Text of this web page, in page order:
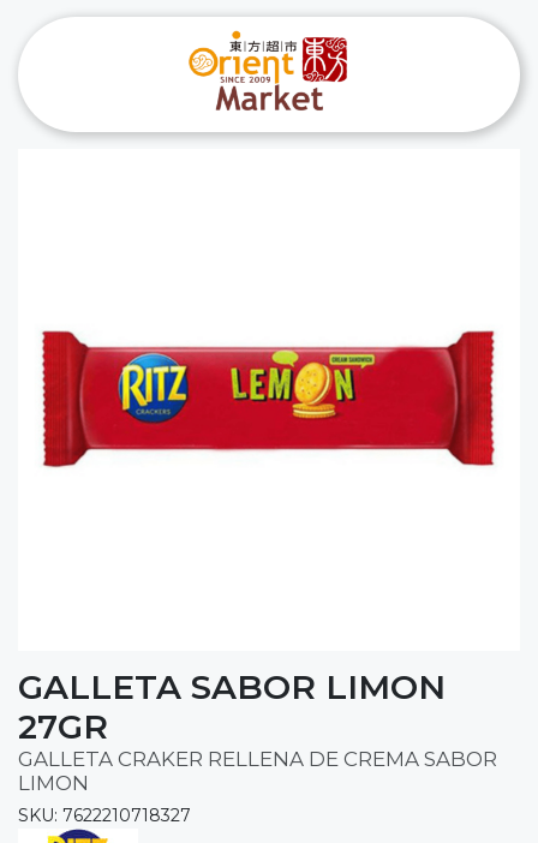
GALLETA SABOR LIMON
27GR
GALLETA CRAKER RELLENA DE CREMA SABOR
LIMON
SKU: 7622210718327